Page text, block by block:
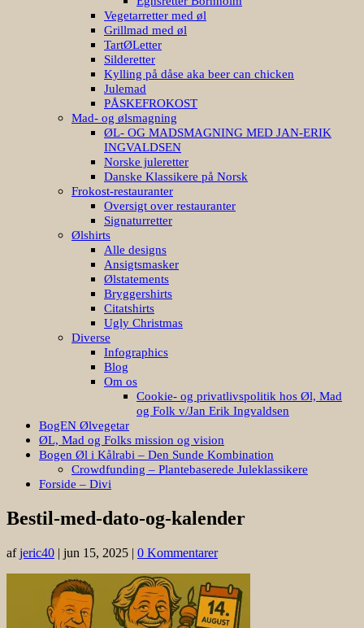
Vegetarretter med øl
Grillmad med øl
TartØLetter
Silderetter
Kylling på dåse aka beer can chicken
Julemad
PÅSKEFROKOST
Mad- og ølsmagning
ØL- OG MADSMAGNING MED JAN-ERIK
INGVALDSEN
Norske juleretter
Danske Klassikere på Norsk
Frokost-restauranter
Oversigt over restauranter
Signaturretter
Ølshirts
Alle designs
Ansigtsmasker
Ølstatements
Bryggershirts
Citatshirts
Ugly Christmas
Diverse
Infographics
Blog
Om os
Cookie- og privatlivspolitik hos Øl, Mad
og Folk v/Jan Erik Ingvaldsen
BogEN Ølvegetar
ØL, Mad og Folks mission og vision
Bogen Øl i Kålrabi – Den Sunde Kombination
Crowdfunding – Plantebaserede Juleklassikere
Forside – Divi
Bestil-med-dato-og-kalender
afjeric40 | jun 15, 2025 | 0 Kommentarer